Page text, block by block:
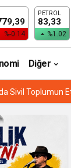
%-0.14
PETROL
83,33
%1.02
Diğer
&